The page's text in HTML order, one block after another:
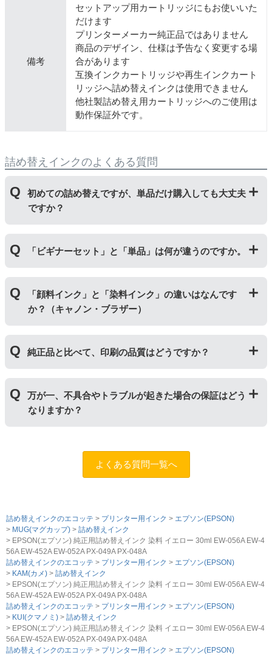
備考
セットアップ用カートリッジにもお使いいた
だけます
プリンターメーカー純正品ではありません
商品のデザイン、仕様は予告なく変更する場
合があります
互換インクカートリッジや再生インクカート
リッジへ詰め替えインクは使用できません
他社製詰め替え用カートリッジへのご使用は
動作保証外です。
詰め替えインクのよくある質問
初めての詰め替えですが、単品だけ購入しても大丈夫
ですか？
をご購入ください。ビギナーセットには説明書を同封し
ておりますのでご覧いただき、正しく作業を行ってくだ
さい。単品商品には、詰め替えに必要な道具や説明書な
どが入っておりません。
「ビギナーセット」と「単品」は何が違うのですか。
いています。「単品」には説明書や道具が付いておりま
せんので、リピーター様向けに販売しております。
「顔料インク」と「染料インク」の違いはなんです
か？（キャノン・ブラザー）
せます。紫外線に強いため色の劣化が少なく、耐水性に
優れているため印字のにじみが少ないのが特徴です。
「染料インク」はインクが紙の繊維質に浸透して発色し
ます。インクを重ね合わせて細かく色合いを表現でき、
発色の良い鮮やかな仕上がりになるため、写真印刷に向
純正品と比べて、印刷の品質はどうですか？
写真やディスク(CDやDVD)など光沢のある用紙への印刷
は色味が異なる場合がありますのでご注意ください。ま
た、純正品と比べると色あせや劣化が進みやすいため、
ご注意ください。
万が一、不具合やトラブルが起きた場合の保証はどう
なりますか？
問合フォーム ふたつの保証
おりますので、ご購入商品とご使用プリンタ―について
よくある質問一覧へ
詰め替えインクのエコッテ プリンター用インク
エプソン(EPSON)
MUG(マグカップ)
詰め替えインク
EPSON(エプソン) 純正用詰め替えインク 染料 イエロー 30ml EW-056A EW-4
56A EW-452A EW-052A PX-049A PX-048A
詰め替えインクのエコッテ
プリンター用インク
エプソン(EPSON)
KAM(カメ)
詰め替えインク
EPSON(エプソン) 純正用詰め替えインク 染料 イエロー 30ml EW-056A EW-4
56A EW-452A EW-052A PX-049A PX-048A
詰め替えインクのエコッテ
プリンター用インク
エプソン(EPSON)
KUI(クマノミ)
詰め替えインク
EPSON(エプソン) 純正用詰め替えインク 染料 イエロー 30ml EW-056A EW-4
56A EW-452A EW-052A PX-049A PX-048A
詰め替えインクのエコッテ
プリンター用インク
エプソン(EPSON)